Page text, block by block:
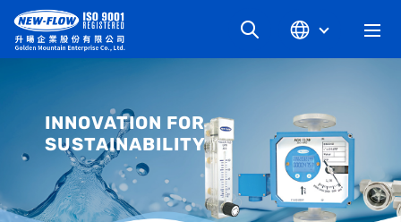
最新消息
知识文章
INNOVATION FOR
SUSTAINABILITY